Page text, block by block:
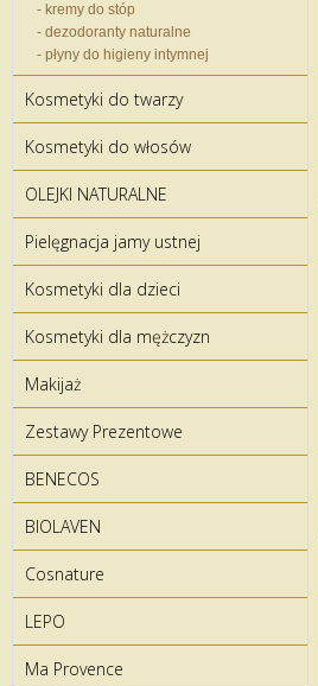
- kremy do stóp
- dezodoranty naturalne
- płyny do higieny intymnej
Kosmetyki do twarzy
Kosmetyki do włosów
OLEJKI NATURALNE
Pielęgnacja jamy ustnej
Kosmetyki dla dzieci
Kosmetyki dla mężczyzn
Makijaż
Zestawy Prezentowe
BENECOS
BIOLAVEN
Cosnature
LEPO
Ma Provence